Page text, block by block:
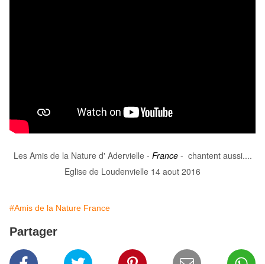
Les Amis de la Nature d' Adervielle - France- chantent aussi....
Eglise de Loudenvielle 14 aout 2016
#Amis de la Nature France
Partager